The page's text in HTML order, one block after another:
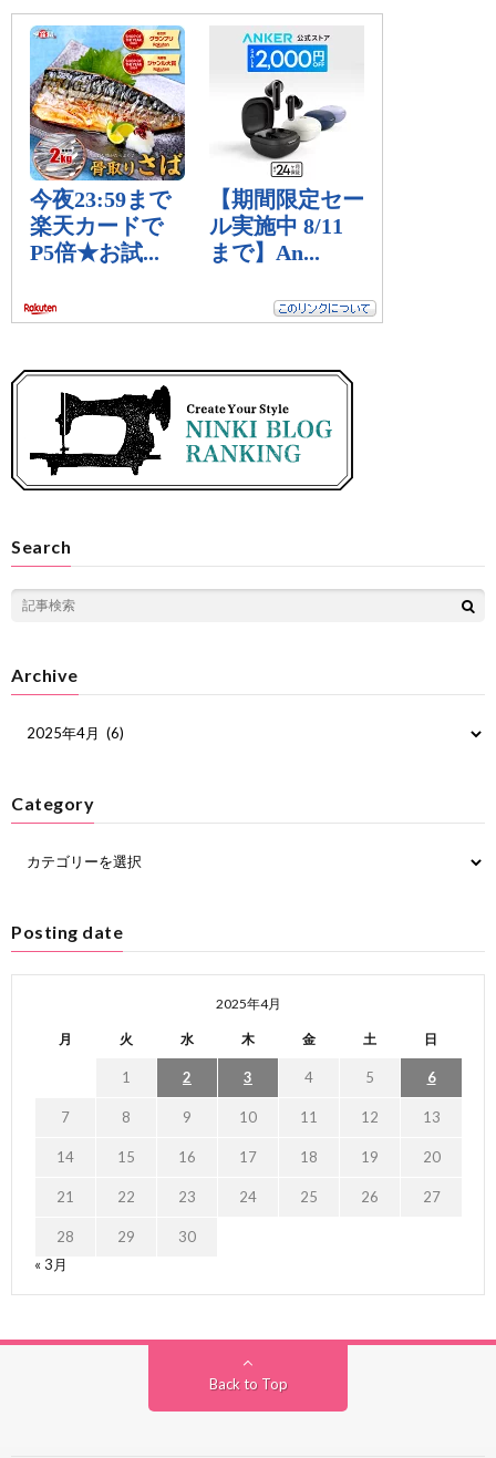
Search
Archive
Category
Posting date
2025年4月
月 火 水 木 金 土 日
1 2 3 4 5 6
7 8 9 10 11 12 13
14 15 16 17 18 19 20
21 22 23 24 25 26 27
28 29
30
« 3月
Back to Top